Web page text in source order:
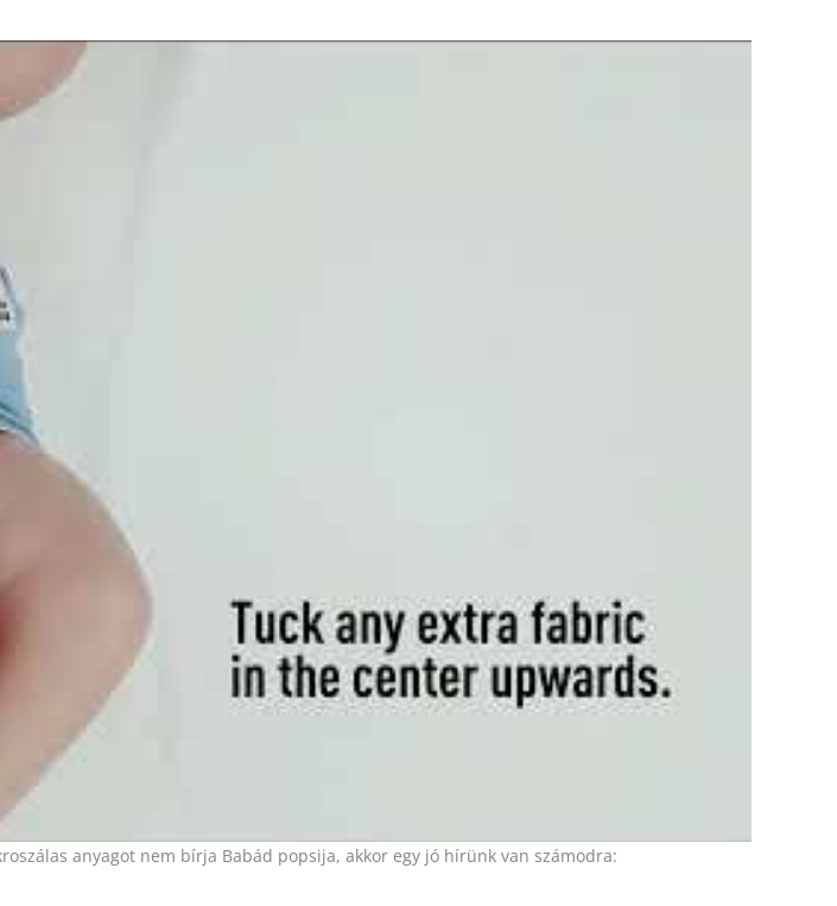
anyagot nem bírja Babád popsija, akkor egy jó hírünk van számodra: